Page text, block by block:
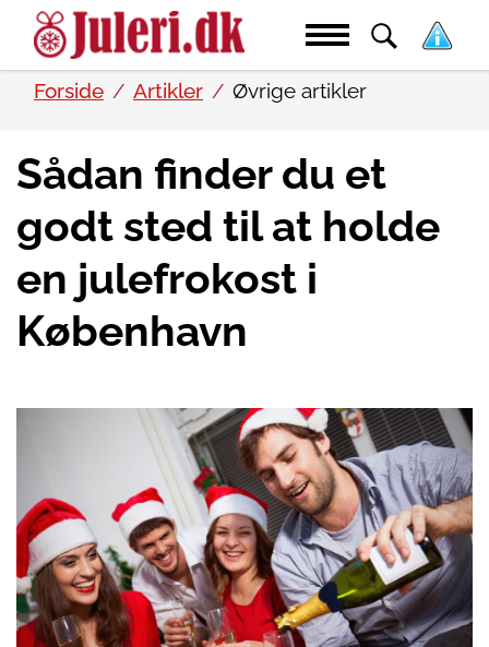
Forside Artikler Øvrige artikler
Sådan finder du et
godt sted til at holde
en julefrokost i
København